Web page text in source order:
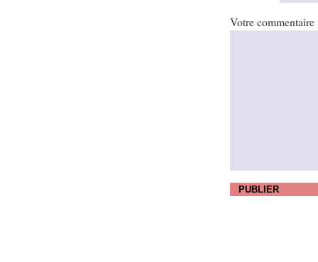
Votre
PUBLIER